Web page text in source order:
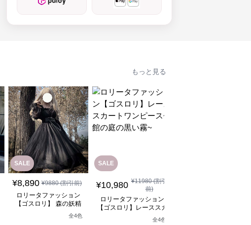
もっと見る
SALE
¥8,890 ¥9880(割引前)
ロリータファッション
【ゴスロリ】 森の妖精
風ゴシックロリータワン
全4色
SALE
¥10,980 ¥11980(割引
前)
ロリータファッション
【ゴスロリ】レーススカ
ートワンピース~館の庭
全4色